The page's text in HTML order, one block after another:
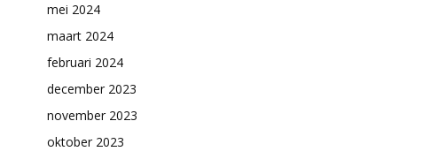
mei 2024
maart 2024
februari 2024
december 2023
november 2023
oktober 2023